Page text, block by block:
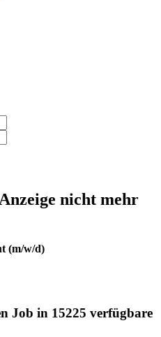
nicht mehr
(m/w/d)
Job in 15225 verfügbare